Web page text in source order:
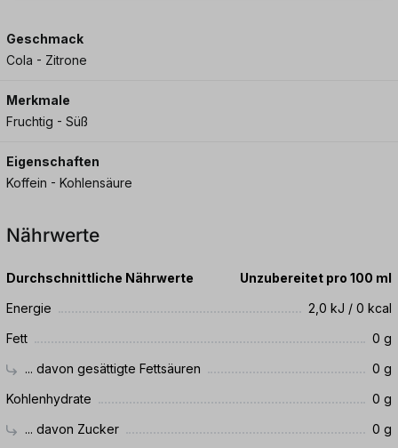
Geschmack
Cola - Zitrone
Merkmale
Fruchtig - Süß
Eigenschaften
Koffein - Kohlensäure
Nährwerte
Durchschnittliche Nährwerte
Unzubereitet pro 100 ml
Energie
2,0 kJ / 0 kcal
Fett
0 g
... davon gesättigte Fettsäuren
0 g
Kohlenhydrate
0 g
... davon Zucker
0 g